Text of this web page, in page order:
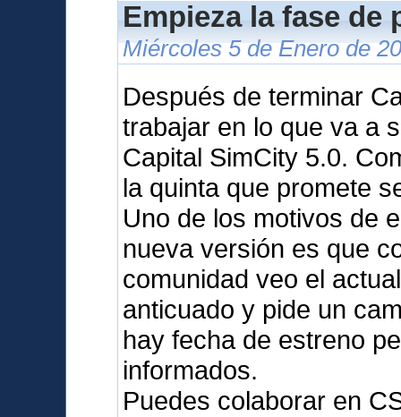
Empieza la fase de
Miércoles 5 de Enero de
Después de terminar
trabajar en lo que va a
Capital SimCity 5.0.
la quinta que promete
Uno de los motivos de
nueva versión es que
comunidad veo el
anticuado y pide un
hay fecha de estreno
informados.
Puedes colaborar en